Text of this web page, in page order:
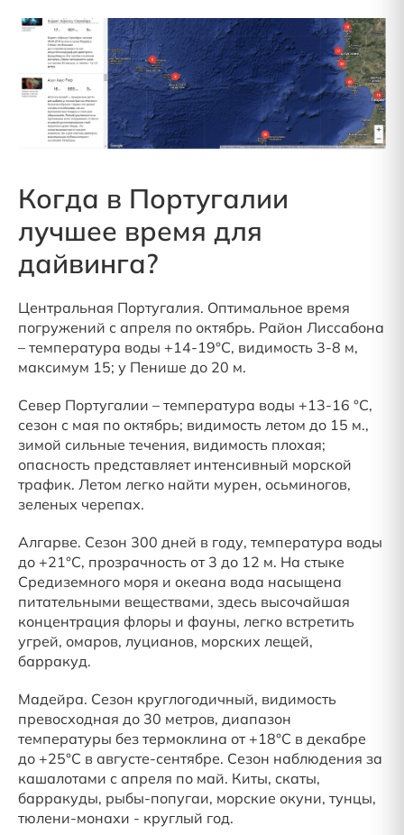
Когда в Португалии
лучшее время для
дайвинга?
Центральная Португалия. Оптимальное время
погружений с апреля по октябрь. Район Лиссабона
– температура воды +14-19°С, видимость 3-8 м,
максимум 15; у Пенише до 20 м.
Север Португалии – температура воды +13-16 °С,
сезон с мая по октябрь; видимость летом до 15 м.,
зимой сильные течения, видимость плохая;
опасность представляет интенсивный морской
трафик. Летом легко найти мурен, осьминогов,
зеленых черепах.
Алгарве. Сезон 300 дней в году, температура воды
до +21°С, прозрачность от 3 до 12 м. На стыке
Средиземного моря и океана вода насыщена
питательными веществами, здесь высочайшая
концентрация флоры и фауны, легко встретить
угрей, омаров, луцианов, морских лещей,
барракуд.
Мадейра. Сезон круглогодичный, видимость
превосходная до 30 метров, диапазон
температуры без термоклина от +18°С в декабре
до +25°С в августе-сентябре. Сезон наблюдения за
кашалотами с апреля по май. Киты, скаты,
барракуды, рыбы-попугаи, морские окуни, тунцы,
тюлени-монахи - круглый год.